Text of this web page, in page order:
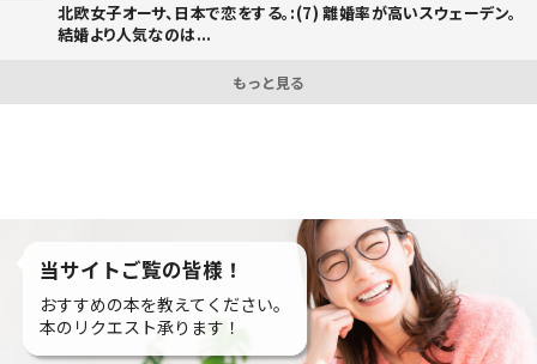
北欧女子オーサ、日本で恋をする。:(7) 離婚率が高いスウェーデン。
結婚より人気なのは...
もっと見る
当サイトご覧の皆様！
おすすめの本を教えてください。
本のリクエスト承ります！